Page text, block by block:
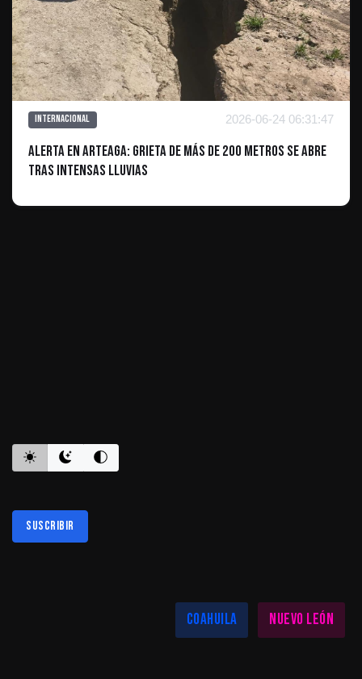
Internacional 2026-06-24 06:31:47
Alerta en Arteaga: Grieta de más de 200 metros se abre
tras intensas lluvias
Suscribir
Coahuila
Nuevo León